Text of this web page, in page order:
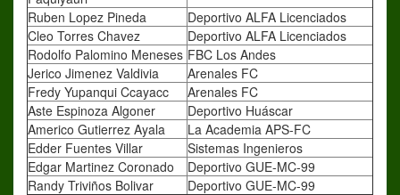
Ruben Lopez Pineda
Deportivo ALFA Licenciados
Cleo Torres Chavez
Deportivo ALFA Licenciados
Rodolfo Palomino Meneses FBC Los Andes
Jerico Jimenez Valdivia
Arenales FC
Fredy Yupanqui Ccayacc
Arenales FC
Aste Espinoza Algoner
Deportivo Huáscar
Americo Gutierrez Ayala
La Academia APS-FC
Edder Fuentes Villar
Sistemas Ingenieros
Edgar Martinez Coronado
Deportivo GUE-MC-99
Randy Triviños Bolivar
Deportivo GUE-MC-99